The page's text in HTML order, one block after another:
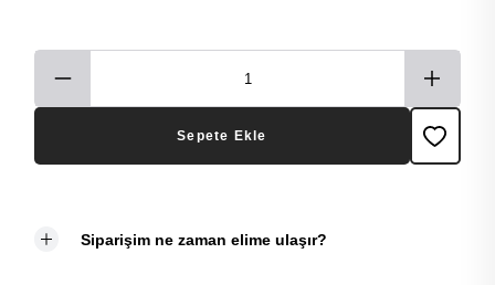
Sepete Ekle
Siparişim ne zaman elime ulaşır?